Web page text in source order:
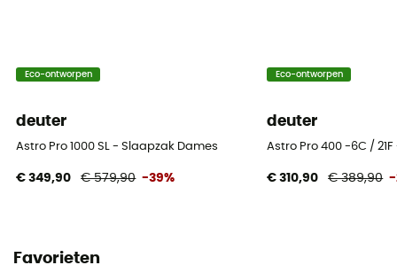
850 g
Opbergtas
Included
Maximale maten van de gebruiker
Eco-ontworpen
deuter
Astro Pro 1000 SL - Slaapzak Dames
€ 349,90 € 579,90 -39%
Eco-ontworpen
deuter
Astro Pro 400 -6C /
€ 310,90 € 389,90 -
Favorieten